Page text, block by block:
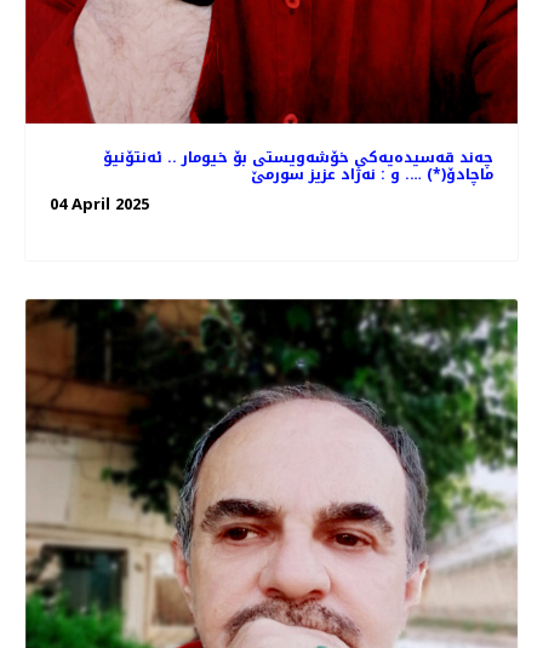
چه‌ند قه‌سیده‌یه‌كی خۆشه‌ویستی بۆ خیومار .. ئه‌نتۆنیۆ
ماچادۆ(*) …. و : نه‌ژاد عزیز سورمێ
04 April 2025